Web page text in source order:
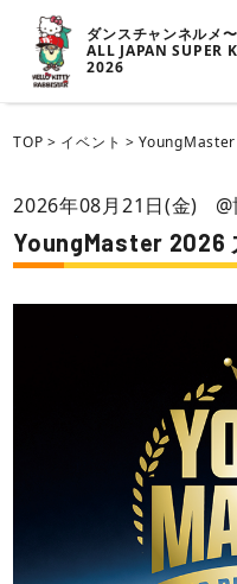
ダンスチャンネルメ
ALL JAPAN SUPER
2026
TOP > イベント >
2026年08月21日(金)
YoungMaster 2026